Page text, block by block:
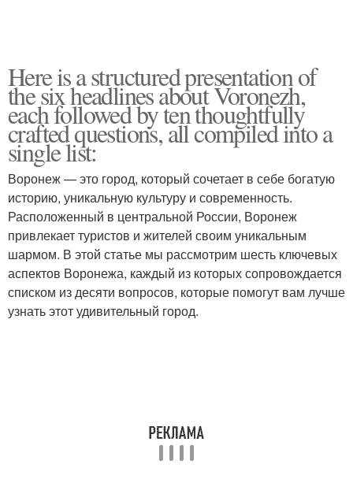
Here is a structured presentation of
the six headlines about Voronezh,
each followed by ten thoughtfully
crafted questions, all compiled into a
single list:
Воронеж — это город, который сочетает в себе богатую
историю, уникальную культуру и современность.
Расположенный в центральной России, Воронеж
привлекает туристов и жителей своим уникальным
шармом. В этой статье мы рассмотрим шесть ключевых
аспектов Воронежа, каждый из которых сопровождается
списком из десяти вопросов, которые помогут вам лучше
узнать этот удивительный город.